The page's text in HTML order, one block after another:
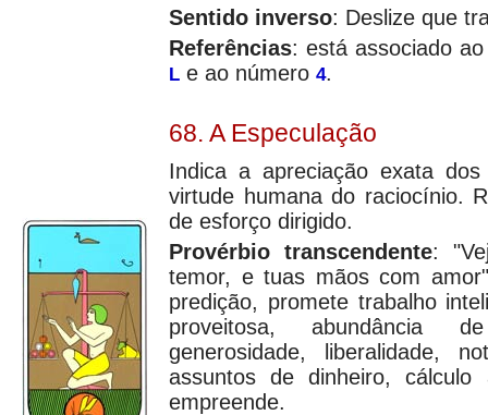
Sentido inverso: Deslize que
Referências: está associado
L e ao número 4.
68. A Especulação
Indica a apreciação exata
virtude humana do raciocínio.
de esforço dirigido.
Provérbio transcendente:
temor, e tuas mãos com
predição, promete trabalho
proveitosa, abundância
generosidade, liberalidade,
assuntos de dinheiro,
empreende.